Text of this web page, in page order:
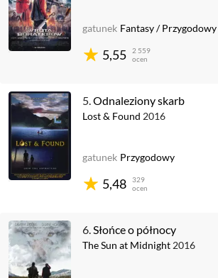
5,55
2 559
ocen
gatunek Fantasy/Przygodowy
5.Odnaleziony skarb
Lost & Found 2016
5,48
329
ocen
gatunek Przygodowy
6.Słońce o północy
The Sun at Midnight 2016